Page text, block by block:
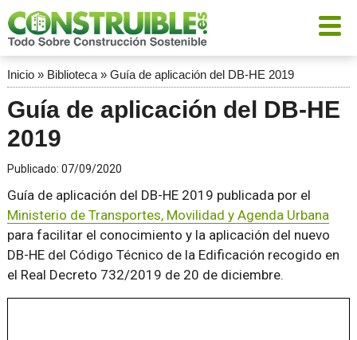
Inicio» Biblioteca» Guía de aplicación del DB-HE 2019
Guía de aplicación del DB-HE
2019
Publicado: 07/09/2020
Guía de aplicación del DB-HE 2019 publicada por el
Ministerio de Transportes, Movilidad y Agenda Urbana
para facilitar el conocimiento y la aplicación del nuevo
DB-HE del Código Técnico de la Edificación recogido en
el Real Decreto 732/2019 de 20 de diciembre.